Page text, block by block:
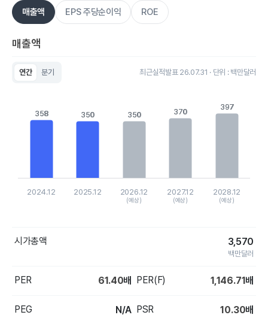
매출액 EPS 주당순이익 ROE
매출액
연간 분기 최근실적발표 26.07.31 · 단위 : 백만달러
View as data table, Chart
The chart has 1 X axis displaying categories.
358
358 350
350 350
350 370
370
397
397
2024.12 2025.12 2026.12
(예상)
2027.12
(예상)
2028.12
(예상)
시가총액 3,570
백만달러
PER 61.40배 PER(F) 1,146.71배
PEG N/A PSR 10.30배